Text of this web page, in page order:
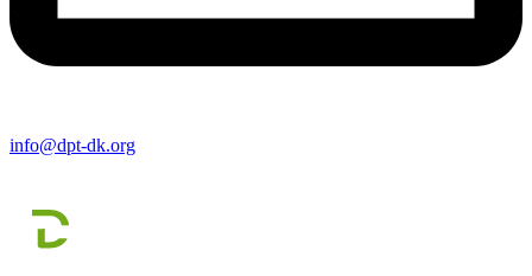
info@dpt-dk.org